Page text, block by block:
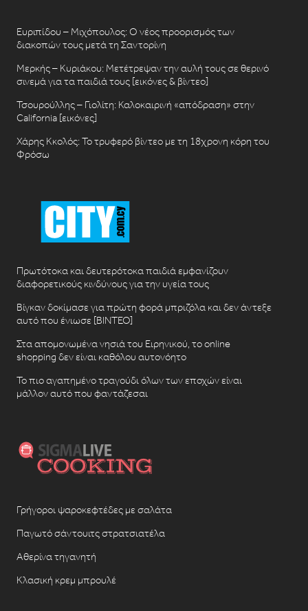
Ευριπίδου – Μιχόπουλος: Ο νέος προορισμός των
διακοπών τους μετά τη Σαντορίνη
Μερκής – Κυριάκου: Μετέτρεψαν την αυλή τους σε θερινό
σινεμά για τα παιδιά τους [εικόνες & βίντεο]
Τσουρούλλης – Γιολίτη: Καλοκαιρινή «απόδραση» στην
California [εικόνες]
Χάρης Κκολός: Το τρυφερό βίντεο με τη 18χρονη κόρη του
Φρόσω
Πρωτότοκα και δευτερότοκα παιδιά εμφανίζουν
διαφορετικούς κινδύνους για την υγεία τους
Βίγκαν δοκίμασε για πρώτη φορά μπριζόλα και δεν άντεξε
αυτό που ένιωσε [ΒΙΝΤΕΟ]
Στα απομονωμένα νησιά του Ειρηνικού, το online
shopping δεν είναι καθόλου αυτονόητο
Το πιο αγαπημένο τραγούδι όλων των εποχών είναι
μάλλον αυτό που φαντάζεσαι
Γρήγοροι ψαροκεφτέδες με σαλάτα
Παγωτό σάντουιτς στρατσιατέλα
Αθερίνα τηγανητή
Κλασική κρεμ μπρουλέ